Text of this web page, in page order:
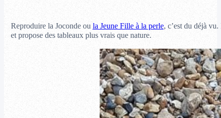
Reproduire la Joconde ou la Jeune Fille à la perle, c’est du déjà
et propose des tableaux plus vrais que nature.